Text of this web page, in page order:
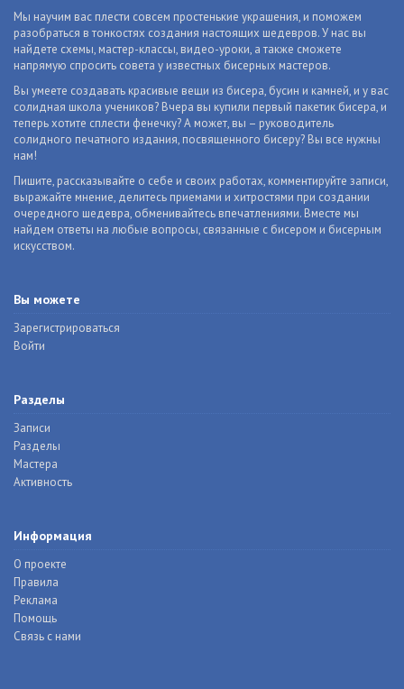
Мы научим вас плести совсем простенькие украшения, и поможем
разобраться в тонкостях создания настоящих шедевров. У нас вы
найдете схемы, мастер-классы, видео-уроки, а также сможете
напрямую спросить совета у известных бисерных мастеров.
Вы умеете создавать красивые вещи из бисера, бусин и камней, и у вас
солидная школа учеников? Вчера вы купили первый пакетик бисера, и
теперь хотите сплести фенечку? А может, вы – руководитель
солидного печатного издания, посвященного бисеру? Вы все нужны
нам!
Пишите, рассказывайте о себе и своих работах, комментируйте записи,
выражайте мнение, делитесь приемами и хитростями при создании
очередного шедевра, обменивайтесь впечатлениями. Вместе мы
найдем ответы на любые вопросы, связанные с бисером и бисерным
искусством.
Вы можете
Зарегистрироваться
Войти
Разделы
Записи
Разделы
Мастера
Активность
Информация
О проекте
Правила
Реклама
Помощь
Связь с нами